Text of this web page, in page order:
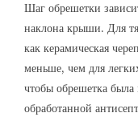
Шаг обрешетки
наклона крыши. Для
как керамическая
меньше, чем для
чтобы обрешетка была
обработанной